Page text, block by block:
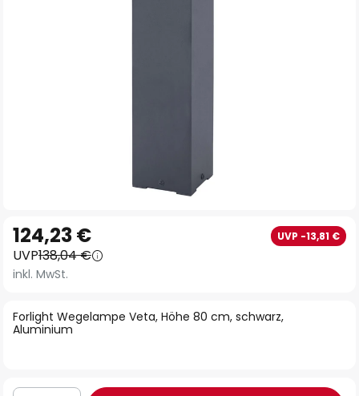
Anfang
der
Bildgalerie
Forlight Wegelampe Veta, Höhe 80 cm, schwarz,
Aluminium
124,23 € UVP -13,81 €
UVP138,04 €
inkl. MwSt.